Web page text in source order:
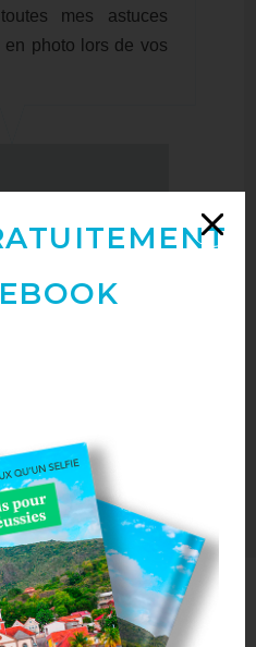
mes astuces
en photo lors de vos
blog par mail !